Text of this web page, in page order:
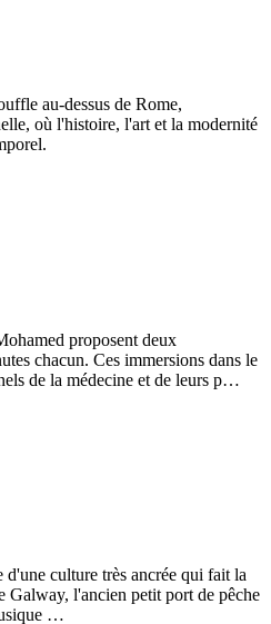
au-dessus de Rome,
où l'histoire, l'art et la modernité
proposent deux
chacun. Ces immersions dans le
de la médecine et de leurs p…
culture très ancrée qui fait la
Galway, l'ancien petit port de pêche
…